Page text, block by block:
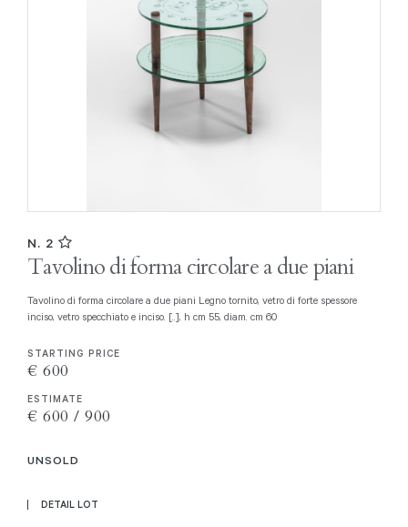
N. 2
Tavolino di forma circolare a due piani
Tavolino di forma circolare a due piani Legno tornito, vetro di forte spessore
inciso, vetro specchiato e inciso. [..], h cm 55, diam. cm 60
STARTING PRICE
€ 600
ESTIMATE
€ 600 / 900
UNSOLD
DETAIL LOT